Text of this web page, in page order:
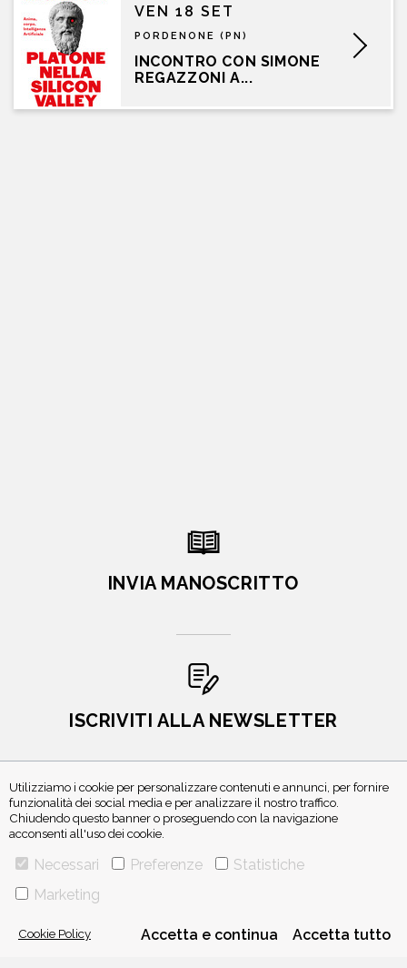
VEN 18 SET
PORDENONE (PN)
INCONTRO CON SIMONE
REGAZZONI A...
Utilizziamo i cookie per personalizzare contenuti e annunci, per fornire
funzionalità dei social media e per analizzare il nostro traffico.
Chiudendo questo banner o proseguendo con la navigazione
acconsenti all'uso dei cookie.
Necessari Preferenze
Statistiche
Marketing
Cookie Policy Accetta e continua Accetta tutto
INVIA MANOSCRITTO
ISCRIVITI ALLA NEWSLETTER
TELEFONO 0234597626- FAX0234597206